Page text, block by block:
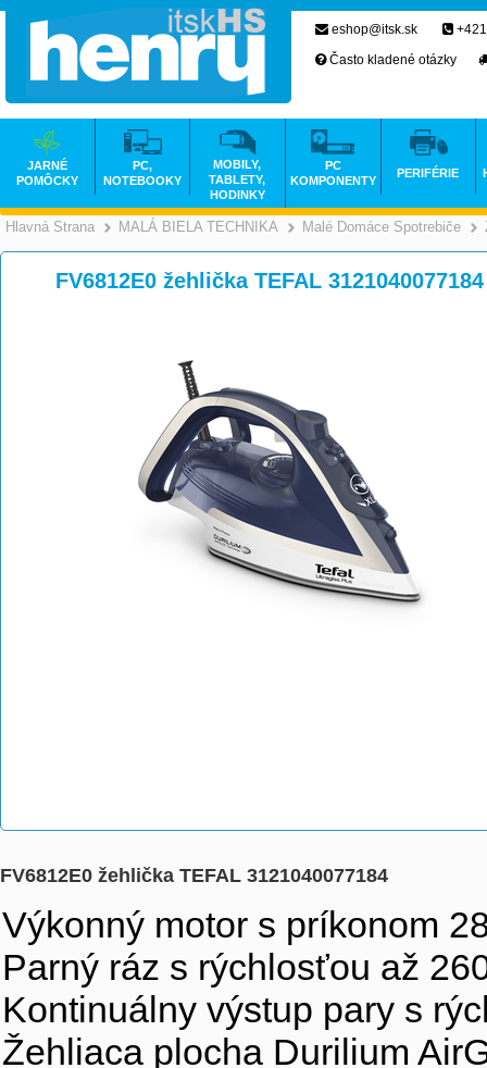
Hlavná Strana >
MALÁ BIELA TECHNIKA >
Malé Domáce Spotrebiče
FV6812E0 žehlička TEFAL 3121040077184
FV6812E0 žehlička TEFAL 3121040077184
Výkonný motor s príkonom
Parný ráz s rýchlosťou až
Kontinuálny výstup pary s
Žehliaca plocha Durilium
eshop@itsk.sk
Často kladené otázky
JARNÉ
POMÔCKY
PC,
NOTEBOOKY
MOBILY,
TABLETY,
HODINKY
PC
KOMPONENTY
PERIFÉRIE